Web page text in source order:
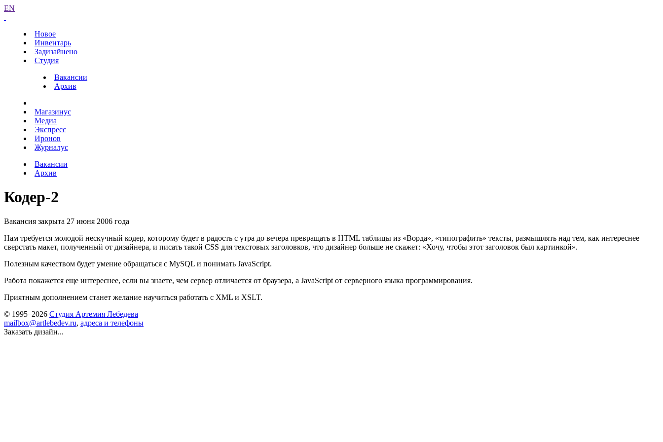
EN
Новое
Инвентарь
Задизайнено
Студия
Вакансии
Архив
Магазинус
Медиа
Экспресс
Иронов
Журналус
Вакансии
Архив
Кодер-2
Вакансия закрыта 27 июня 2006 года
Нам требуется молодой нескучный кодер, которому будет в радость с утра до вечера превращать в HTML таблицы из «Ворда», «типографить» тексты, размышлять над тем, как интереснее
сверстать макет, полученный от дизайнера, и писать такой CSS для текстовых заголовков, что дизайнер больше не скажет: «Хочу, чтобы этот заголовок был картинкой».
Полезным качеством будет умение обращаться с MySQL и понимать JavaScript.
Работа покажется еще интереснее, если вы знаете, чем сервер отличается от браузера, а JavaScript от серверного языка программирования.
Приятным дополнением станет желание научиться работать с XML и XSLT.
© 1995–2026 Студия Артемия Лебедева
mailbox@artlebedev.ru, адреса и телефоны
Заказать дизайн...